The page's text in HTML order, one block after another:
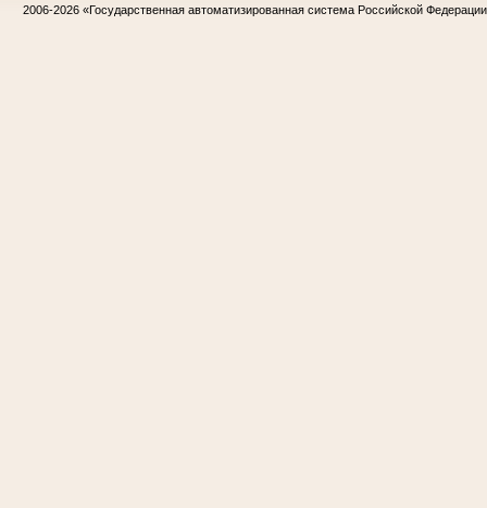
2006-2026 «Государственная автоматизированная система Российской